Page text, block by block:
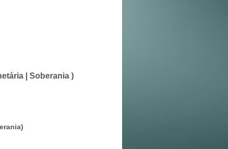
| Soberania )